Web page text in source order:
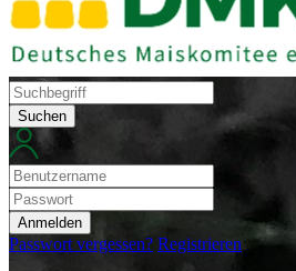
Suchen
Anmelden
Passwort vergessen? Registrieren